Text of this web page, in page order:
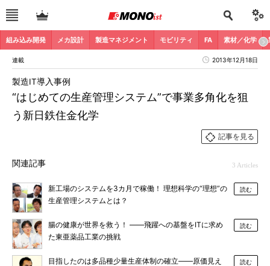
組み込み開発 メカ設計 製造マネジメント モビリティ FA 素材／化学
連載 2013年12月18日
“はじめての生産管理システム”で事業多角化を狙
う新日鉄住金化学
製造IT導入事例
記事を見る
関連記事 3 Articles
新工場のシステムを3カ月で稼働！ 理想科学の“理想”の
生産管理システムとは？
読む
腸の健康が世界を救う！ ――飛躍への基盤をITに求め
た東亜薬品工業の挑戦
読む
目指したのは多品種少量生産体制の確立――原価見え
読む